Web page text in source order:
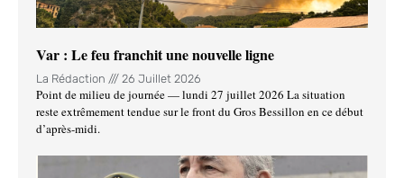
Var : Le feu franchit une nouvelle ligne
La Rédaction 26 Juillet 2026
Point de milieu de journée — lundi 27 juillet 2026 La situation
reste extrêmement tendue sur le front du Gros Bessillon en ce début
d’après-midi.